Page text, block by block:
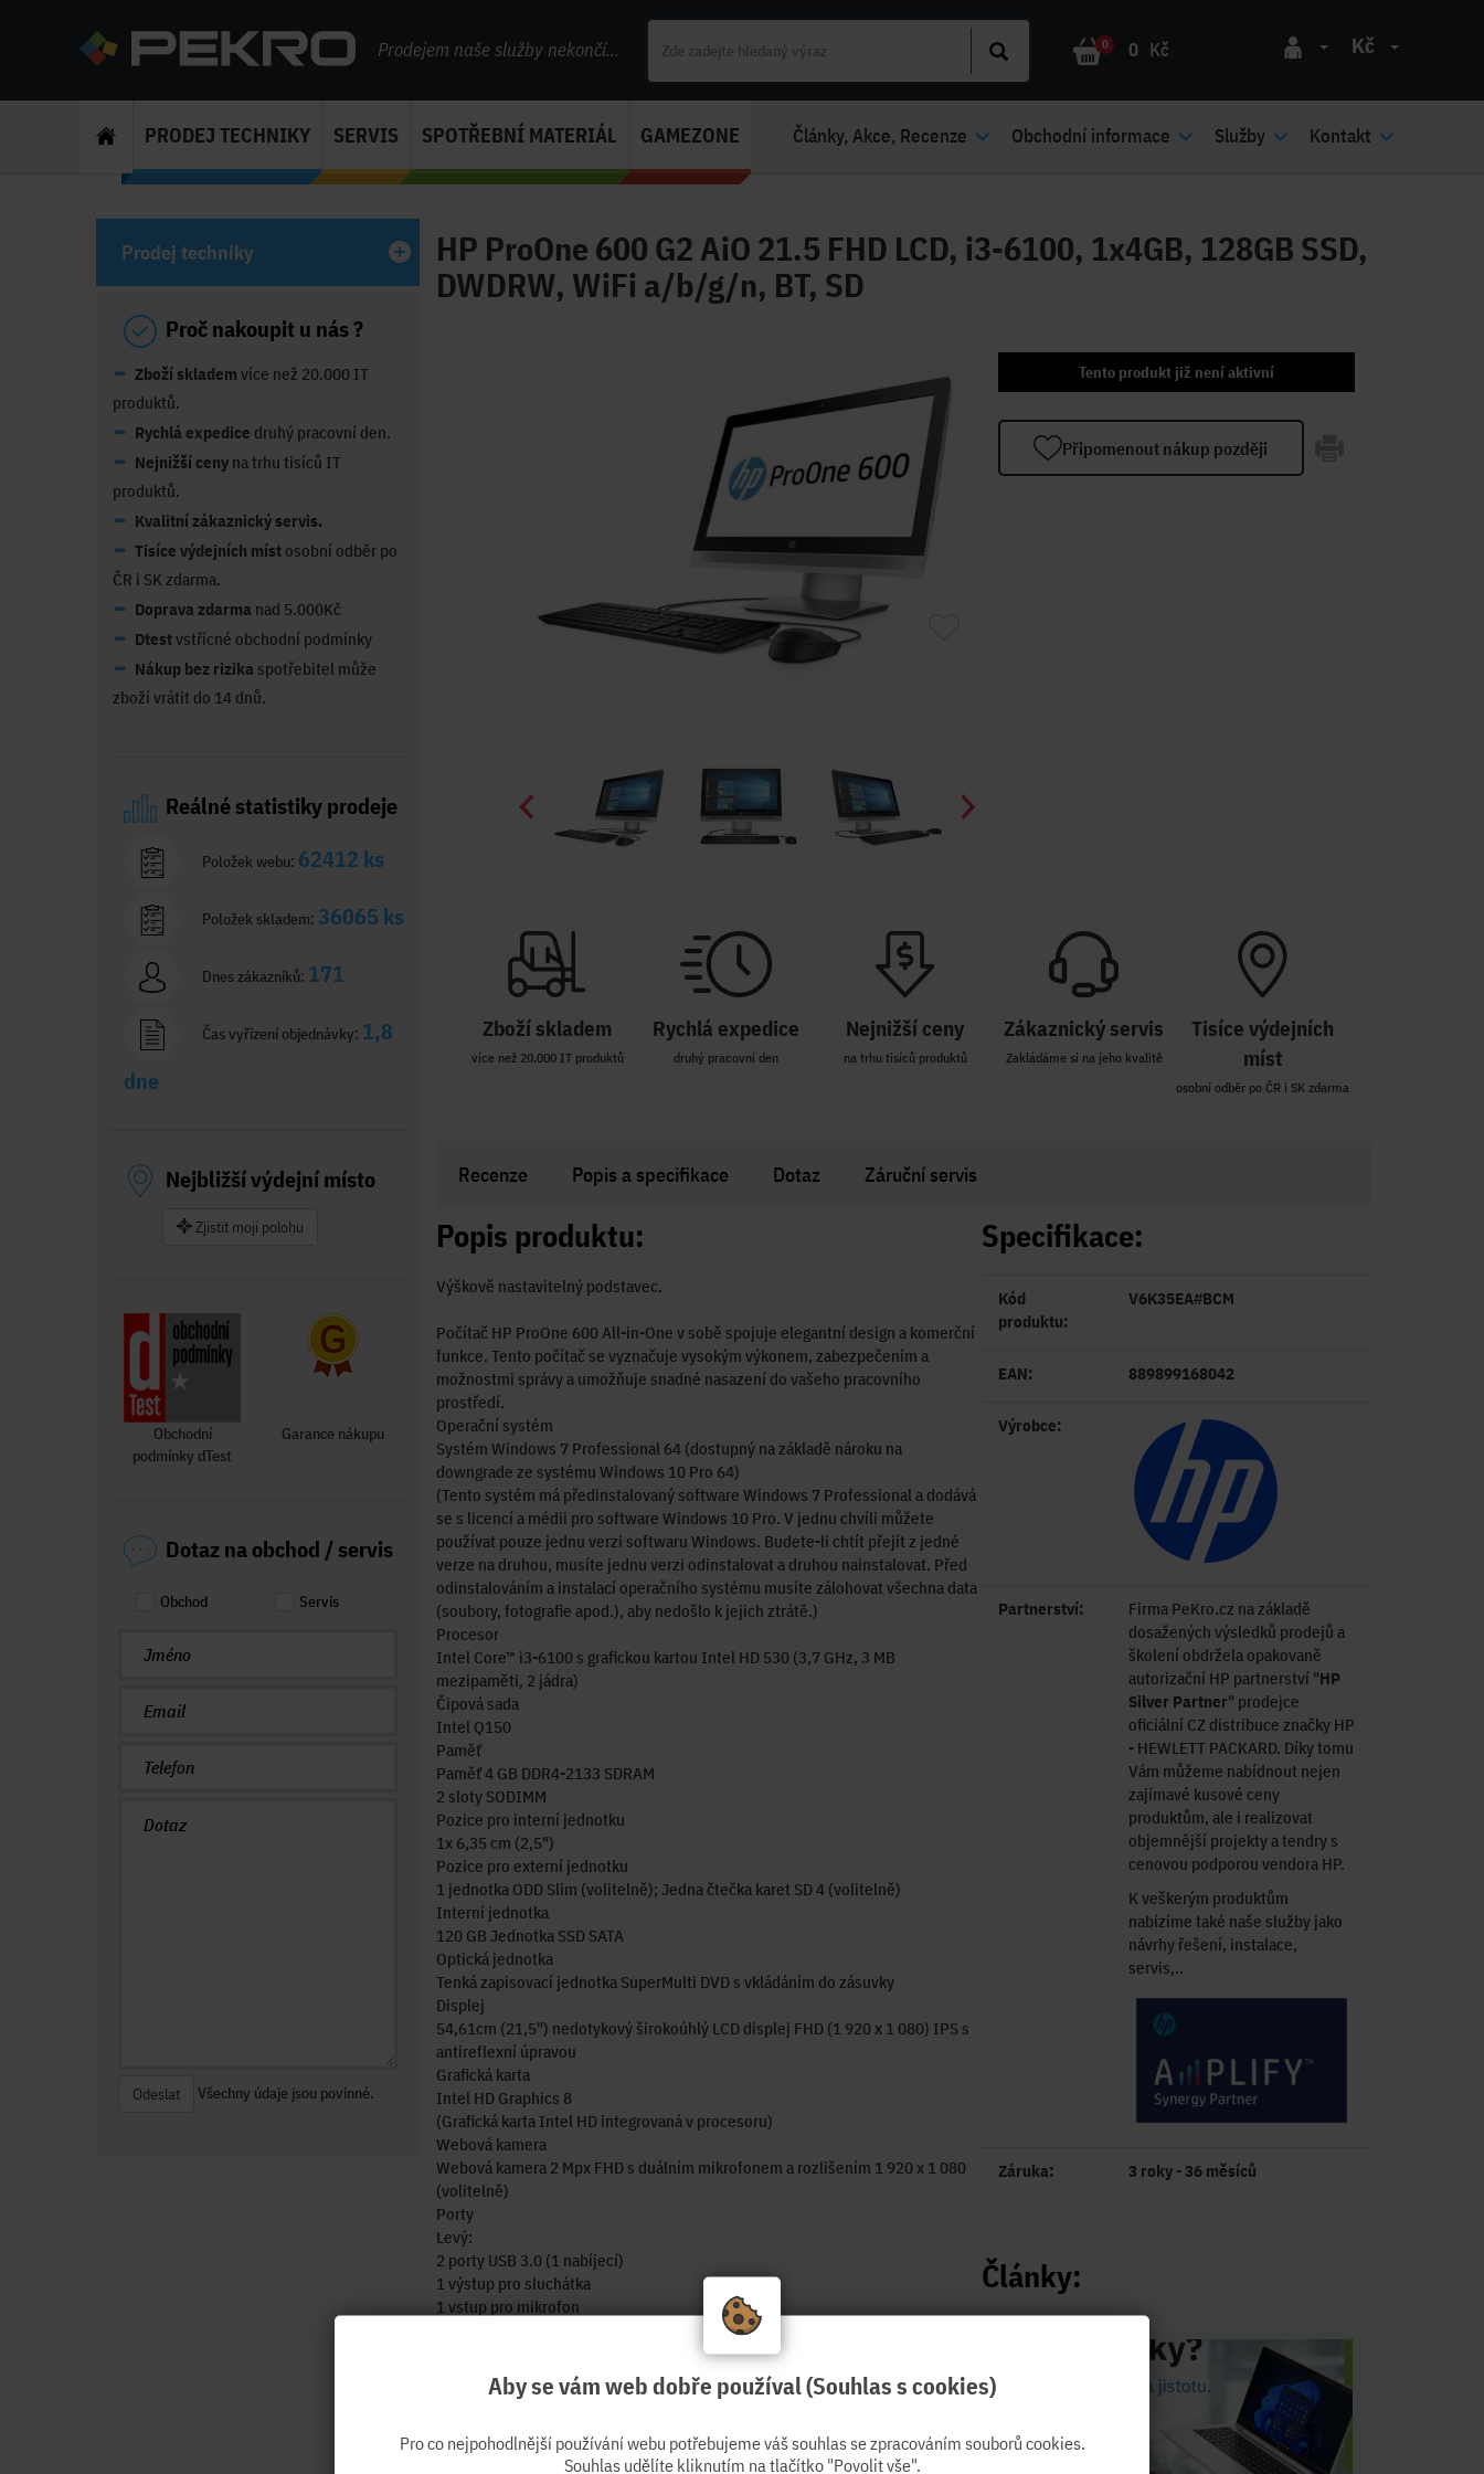
Prodejem naše služby nekončí... 0 0 Kč Kč
PRODEJ TECHNIKY SERVIS SPOTŘEBNÍ MATERIÁL GAMEZONE Články, Akce, Recenze Obchodní informace Služby Kontakt
HP ProOne 600 G2 AiO 21.5 FHD LCD, i3-6100, 1x4GB, 128GB SSD,
DWDRW, WiFi a/b/g/n, BT, SD
Tento produkt již není aktivní
Připomenout nákup později
Zboží skladem
více než 20.000 IT produktů
Rychlá expedice
druhý pracovní den
Nejnižší ceny
na trhu tisíců produktů
Zákaznický servis
Zakládáme si na jeho kvalitě
Tisíce výdejních
míst
osobní odběr po ČR i SK zdarma
Recenze Popis a specifikace Dotaz Záruční servis
Popis produktu:
Výškově nastavitelný podstavec.
Počítač HP ProOne 600 All-in-One v sobě spojuje elegantní design a komerční
funkce. Tento počítač se vyznačuje vysokým výkonem, zabezpečením a
možnostmi správy a umožňuje snadné nasazení do vašeho pracovního
prostředí.
Operační systém
Systém Windows 7 Professional 64 (dostupný na základě nároku na
downgrade ze systému Windows 10 Pro 64)
(Tento systém má předinstalovaný software Windows 7 Professional a dodává
se s licencí a médii pro software Windows 10 Pro. V jednu chvíli můžete
používat pouze jednu verzi softwaru Windows. Budete-li chtít přejít z jedné
verze na druhou, musíte jednu verzi odinstalovat a druhou nainstalovat. Před
odinstalováním a instalací operačního systému musíte zálohovat všechna data
(soubory, fotografie apod.), aby nedošlo k jejich ztrátě.)
Procesor
Intel Core™ i3-6100 s grafickou kartou Intel HD 530 (3,7 GHz, 3 MB
mezipaměti, 2 jádra)
Čipová sada
Intel Q150
Paměť
Paměť 4 GB DDR4-2133 SDRAM
2 sloty SODIMM
Pozice pro interní jednotku
1x 6,35 cm (2,5")
Pozice pro externí jednotku
1 jednotka ODD Slim (volitelně); Jedna čtečka karet SD 4 (volitelně)
Interní jednotka
120 GB Jednotka SSD SATA
Optická jednotka
Tenká zapisovací jednotka SuperMulti DVD s vkládáním do zásuvky
Displej
54,61cm (21,5") nedotykový širokoúhlý LCD displej FHD (1 920 x 1 080) IPS s
antireflexní úpravou
Grafická karta
Intel HD Graphics 8
(Grafická karta Intel HD integrovaná v procesoru)
Webová kamera
Webová kamera 2 Mpx FHD s duálním mikrofonem a rozlišením 1 920 x 1 080
(volitelně)
Porty
Levý:
2 porty USB 3.0 (1 nabíjecí)
1 výstup pro sluchátka
1 vstup pro mikrofon
4 porty USB 3.0
1 port DisplayPort 1.2
1 zvukový linkový výstup
1 sériový port (volitelně)
Specifikace:
Kód
produktu:
V6K35EA#BCM
EAN: 889899168042
Výrobce:
Partnerství:
Firma PeKro.cz na základě
dosažených výsledků prodejů a
školení obdržela opakovaně
autorizační HP partnerství "HP
Silver Partner" prodejce
oficiální CZ distribuce značky HP
- HEWLETT PACKARD. Díky tomu
Vám můžeme nabídnout nejen
zajímavé kusové ceny
produktům, ale i realizovat
objemnější projekty a tendry s
cenovou podporou vendora HP.
K veškerým produktům
nabízíme také naše služby jako
návrhy řešení, instalace,
servis,..
Záruka: 3 roky - 36 měsíců
Články:
Prodej techniky
Proč nakoupit u nás ?
Zboží skladem více než 20.000 IT
produktů.
Rychlá expedice druhý pracovní den.
Nejnižší ceny na trhu tisíců IT
produktů.
Kvalitní zákaznický servis.
Tisíce výdejních míst osobní odběr po
ČR i SK zdarma.
Doprava zdarma nad 5.000Kč
Dtestvstřícné obchodní podmínky
Nákup bez rizika spotřebitel může
zboží vrátit do 14 dnů.
Reálné statistiky prodeje
Položek webu: 62412 ks
Položek skladem: 36065 ks
Dnes zákazníků: 171
Čas vyřízení objednávky: 1,8
dne
Nejbližší výdejní místo
Zjistit moji polohu
Obchodní
podmínky dTest
Garance nákupu
Dotaz na obchod / servis
Obchod Servis
Odeslat Všechny údaje jsou povinné.
Aby se vám web dobře používal (Souhlas s cookies)
Pro co nejpohodlnější používání webu potřebujeme váš souhlas se zpracováním souborů cookies.
Souhlas udělíte kliknutím na tlačítko "Povolit vše".